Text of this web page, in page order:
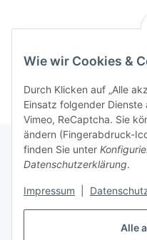
Alle
Wie wir Cookies &
Durch Klicken auf „Alle
Einsatz folgender Dienste
Vimeo, ReCaptcha. Sie
ändern (Fingerabdruck-
finden Sie unter
Datenschutzerklärung.
Impressum
Gesetzliche Informationen